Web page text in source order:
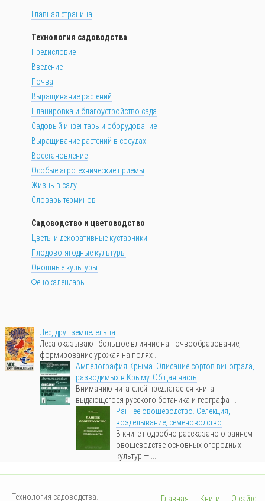
Главная страница
Технология садоводства
Предисловие
Введение
Почва
Выращивание растений
Планировка и благоустройство сада
Садовый инвентарь и оборудование
Выращивание растений в сосудах
Восстановление
Особые агротехнические приёмы
Жизнь в саду
Словарь терминов
Садоводство и цветоводство
Цветы и декоративные кустарники
Плодово-ягодные культуры
Овощные культуры
Фенокалендарь
Лес, друг земледельца
Леса оказывают большое влияние на почвообразование,
формирование урожая на полях ...
Ампелография Крыма. Описание сортов винограда,
разводимых в Крыму. Общая часть
Вниманию читателей предлагается книга
выдающегося русского ботаника и географа ...
Раннее овощеводство. Селекция,
возделывание, семеноводство
В книге подробно рассказано о раннем
овощеводстве основных огородных
культур — ...
Технология садоводства. Главная Книги О сайте